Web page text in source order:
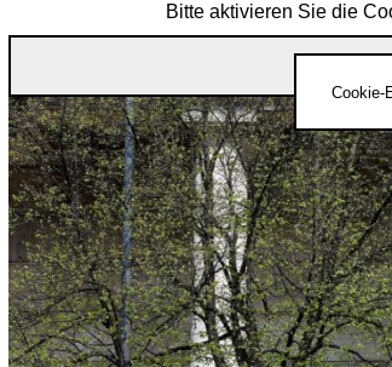
Bitte aktivieren Sie die
Cookie-
Parallel zu den Aufführungen
Tiravanijas Werk an
werden:
Teezeremonie. Westgalerie, 6.
Während den Uhrzeiten, in
Hanjoruht, lädt der Künstler
Teezeremonie mit der
und daran teilzunehmen,
umgestaltet.